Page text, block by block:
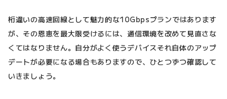
桁違いの高速回線として魅力的な10Gbpsプランではあります
が、その恩恵を最大限受けるには、通信環境を改めて見直さな
くてはなりません。自分がよく使うデバイスそれ自体のアップ
デートが必要になる場合もありますので、ひとつずつ確認して
いきましょう。